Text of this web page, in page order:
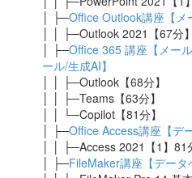
│ ├─Office Outlook講座【メ
│ │ ├─Outlook 2021【67分】
│ ├─Office 365 講座【メー
ール/生成AI】
│ │ ├─Outlook【68分】
│ │ ├─Teams【63分】
│ │ └─Copilot【81分】
│ ├─Office Access講座【デ
│ │ ├─Access 2021【1】81
│ ├─FileMaker講座【データ